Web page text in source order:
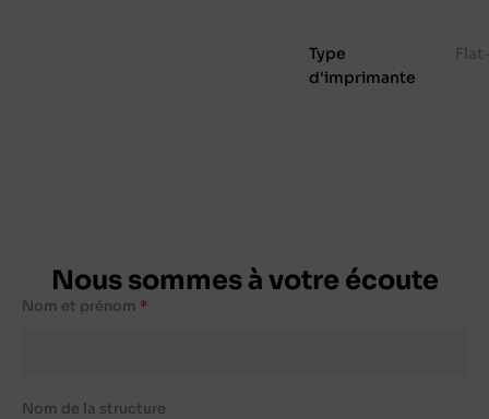
Type
d'imprimante
Nous sommes à votre écoute
Nom et prénom
Nom de la structure